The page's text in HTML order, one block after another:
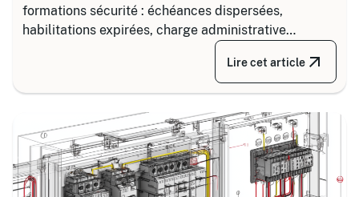
formations sécurité : échéances dispersées,
habilitations expirées, charge administrative
croissante. Découvrez comment structurer un suivi
fiable en associant un partenaire spécialisé comme
Certalis et un logiciel de gestion de formation (TMS).
Lire cet article